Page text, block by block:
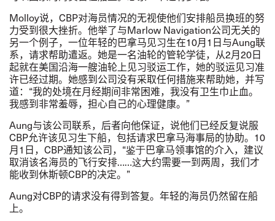
Molloy说， CBP对海员情况的无视使他们安排船员换班的努
力受到很大挫折。他举了与Marlow Navigation公司无关的
另一个例子， 一位年轻的巴拿马见习生在10月1 日与Aung联
系，请求帮助遣返。她是一名油轮的管轮学徒， 从2月20日
起就在美国沿海一艘油轮上见习驳运工作，她的驳运见习准
许已经过期。她感到公司没有采取任何措施来帮助她，并写
道： “我的处境在月经期间非常困难，我没有卫生巾止血。
我感到非常羞辱，担心自己的心理健康。 ”
Aung与该公司联系，后者向他保证，说他们已经反复说服
CBP允许该见习生下船，包括请求巴拿马海事局的协助。 10
月1 日， CBP通知该公司， “鉴于巴拿马领事馆的介入，建议
取消该名海员的飞行安排……这大约需要一到两周，我们才
能收到休斯顿CBP的决定。 ”
Aung对CBP的请求没有得到答复。年轻的海员仍然留在船
上。